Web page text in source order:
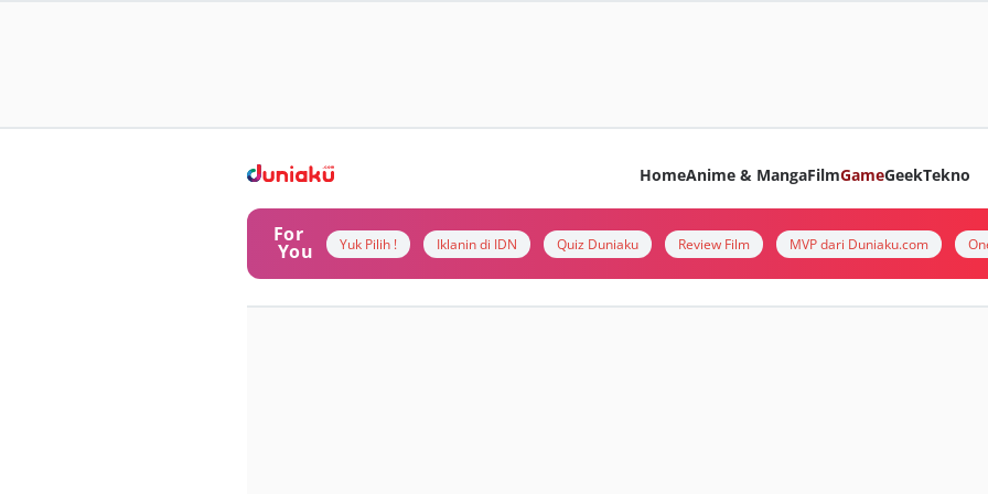
HomeAnime & MangaFilmGameGeekTekno
For
You Yuk Pilih ! Iklanin di IDN Quiz Duniaku Review Film MVP dari Duniaku.com